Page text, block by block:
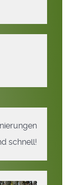
schnell!